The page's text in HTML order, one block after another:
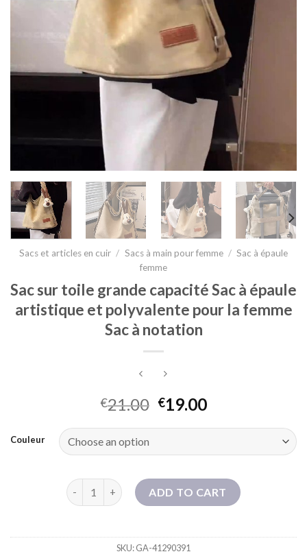
Sacs et articles en cuir / Sacs à main pour femme / Sac à épaule
femme
Sac sur toile grande capacité Sac à épaule
artistique et polyvalente pour la femme
Sac à notation
€21.00 €19.00
Couleur
Sac sur toile grande capacité Sac à épaule
ADD TO CART
SKU:GA-41290391